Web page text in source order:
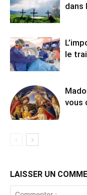
dans
le
vous
LAISSER UN